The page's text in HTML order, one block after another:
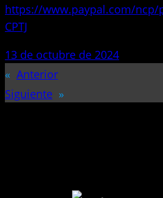
https://www.paypal.com/ncp/
CPTJ
13 de octubre de 2024
« Anterior
Siguiente »